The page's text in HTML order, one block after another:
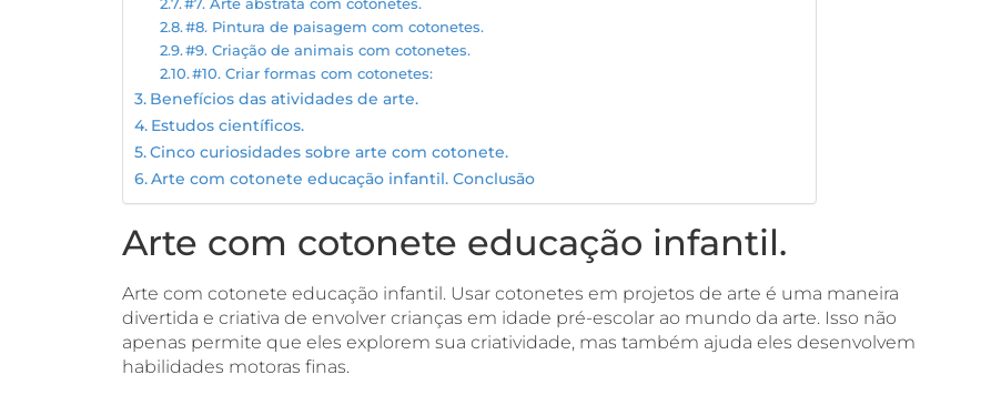
#8. Pintura de paisagem com cotonetes.
#9. Criação de animais com cotonetes.
#10. Criar formas com cotonetes:
Benefícios das atividades de arte.
Estudos científicos.
Cinco curiosidades sobre arte com cotonete.
Arte com cotonete educação infantil. Conclusão
Arte com cotonete educação infantil.
Arte com cotonete educação infantil. Usar cotonetes em projetos de arte é uma maneira
divertida e criativa de envolver crianças em idade pré-escolar ao mundo da arte. Isso não
apenas permite que eles explorem sua criatividade, mas também ajuda eles desenvolvem
habilidades motoras finas.